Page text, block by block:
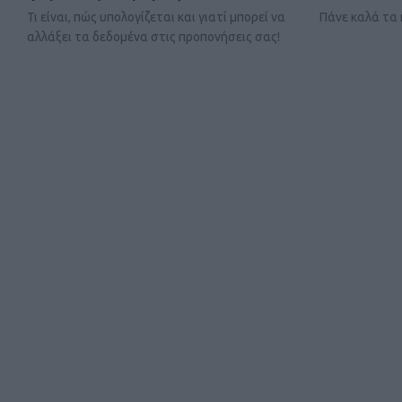
Τι είναι, πώς υπολογίζεται και γιατί μπορεί να
αλλάξει τα δεδομένα στις προπονήσεις σας!
Πάνε καλά τα